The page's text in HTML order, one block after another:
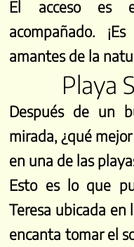
El acceso es
acompañado.
amantes de la
Playa
Después de un
mirada, ¿qué
en una de las
Esto es lo que
Teresa ubicada en
encanta tomar el